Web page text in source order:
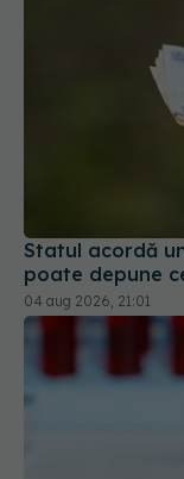
Statul acordă
poate depune
04 aug 2026, 21:01